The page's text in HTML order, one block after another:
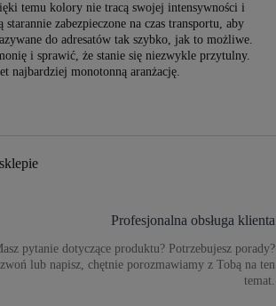
temu kolory nie tracą swojej intensywności i
zabezpieczone na czas transportu, aby
do adresatów tak szybko, jak to możliwe.
i sprawić, że stanie się niezwykle przytulny.
najbardziej monotonną aranżację.
Profesjonalna obsługa klienta
pytanie dotyczące produktu? Potrzebujesz porady?
lub napisz, chętnie porozmawiamy z Tobą na ten
temat.